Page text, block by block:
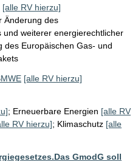
[alle RV hierzu]
Änderung des
und weiterer energierechtlicher
des Europäischen Gas- und
[alle RV hierzu]
; Erneuerbare Energien [alle RV
RV hierzu]; Klimaschutz [alle
GmodG soll